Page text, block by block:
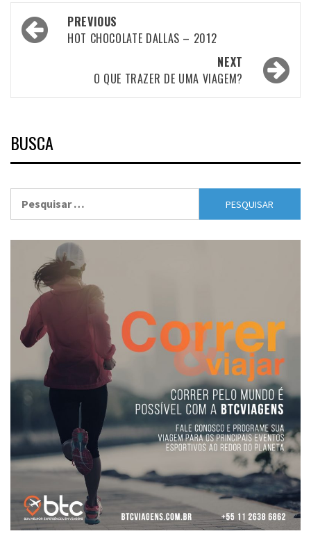
Post
navigation
PREVIOUS
HOT CHOCOLATE DALLAS – 2012
NEXT
O QUE TRAZER DE UMA VIAGEM?
BUSCA